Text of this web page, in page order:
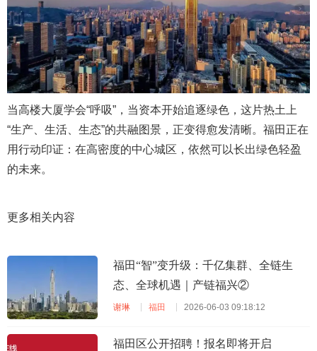
当高楼大厦学会“呼吸”，当资本开始追逐绿色，这片热土上
“生产、生活、生态”的共融图景，正变得愈发清晰。福田正在
用行动印证：在高密度的中心城区，依然可以长出绿色轻盈
的未来。
更多相关内容
福田“智”变升级：千亿集群、全链生
态、全球机遇｜产链福兴②
谢琳 福田 2026-06-03 09:18:12
福田区公开招聘！报名即将开启